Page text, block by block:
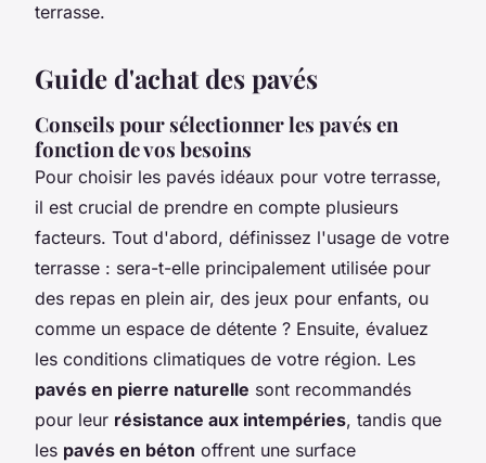
terrasse.
Guide d'achat des pavés
Conseils pour sélectionner les pavés en
fonction de vos besoins
Pour choisir les pavés idéaux pour votre terrasse,
il est crucial de prendre en compte plusieurs
facteurs. Tout d'abord, définissez l'usage de votre
terrasse : sera-t-elle principalement utilisée pour
des repas en plein air, des jeux pour enfants, ou
comme un espace de détente ? Ensuite, évaluez
les conditions climatiques de votre région. Les
pavés en pierre naturelle sont recommandés
pour leur résistance aux intempéries, tandis que
les pavés en béton offrent une surface